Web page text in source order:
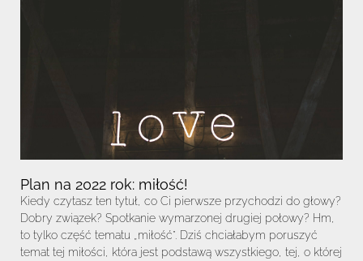
Plan na 2022 rok: miłość!
Kiedy czytasz ten tytuł, co Ci pierwsze przychodzi do głowy?
Dobry związek? Spotkanie wymarzonej drugiej połowy? Hm,
to tylko część tematu „miłość”. Dziś chciałabym poruszyć
temat tej miłości, która jest podstawą wszystkiego, tej, o której